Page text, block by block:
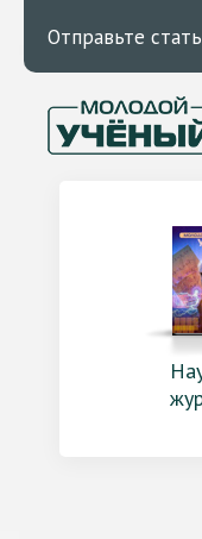
Отправьте